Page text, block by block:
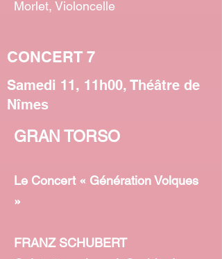
Morlet, Violoncelle
CONCERT 7
Samedi 11, 11h00, Théâtre de
Nîmes
GRAN TORSO
Le Concert « Génération Volques
»
FRANZ SCHUBERT